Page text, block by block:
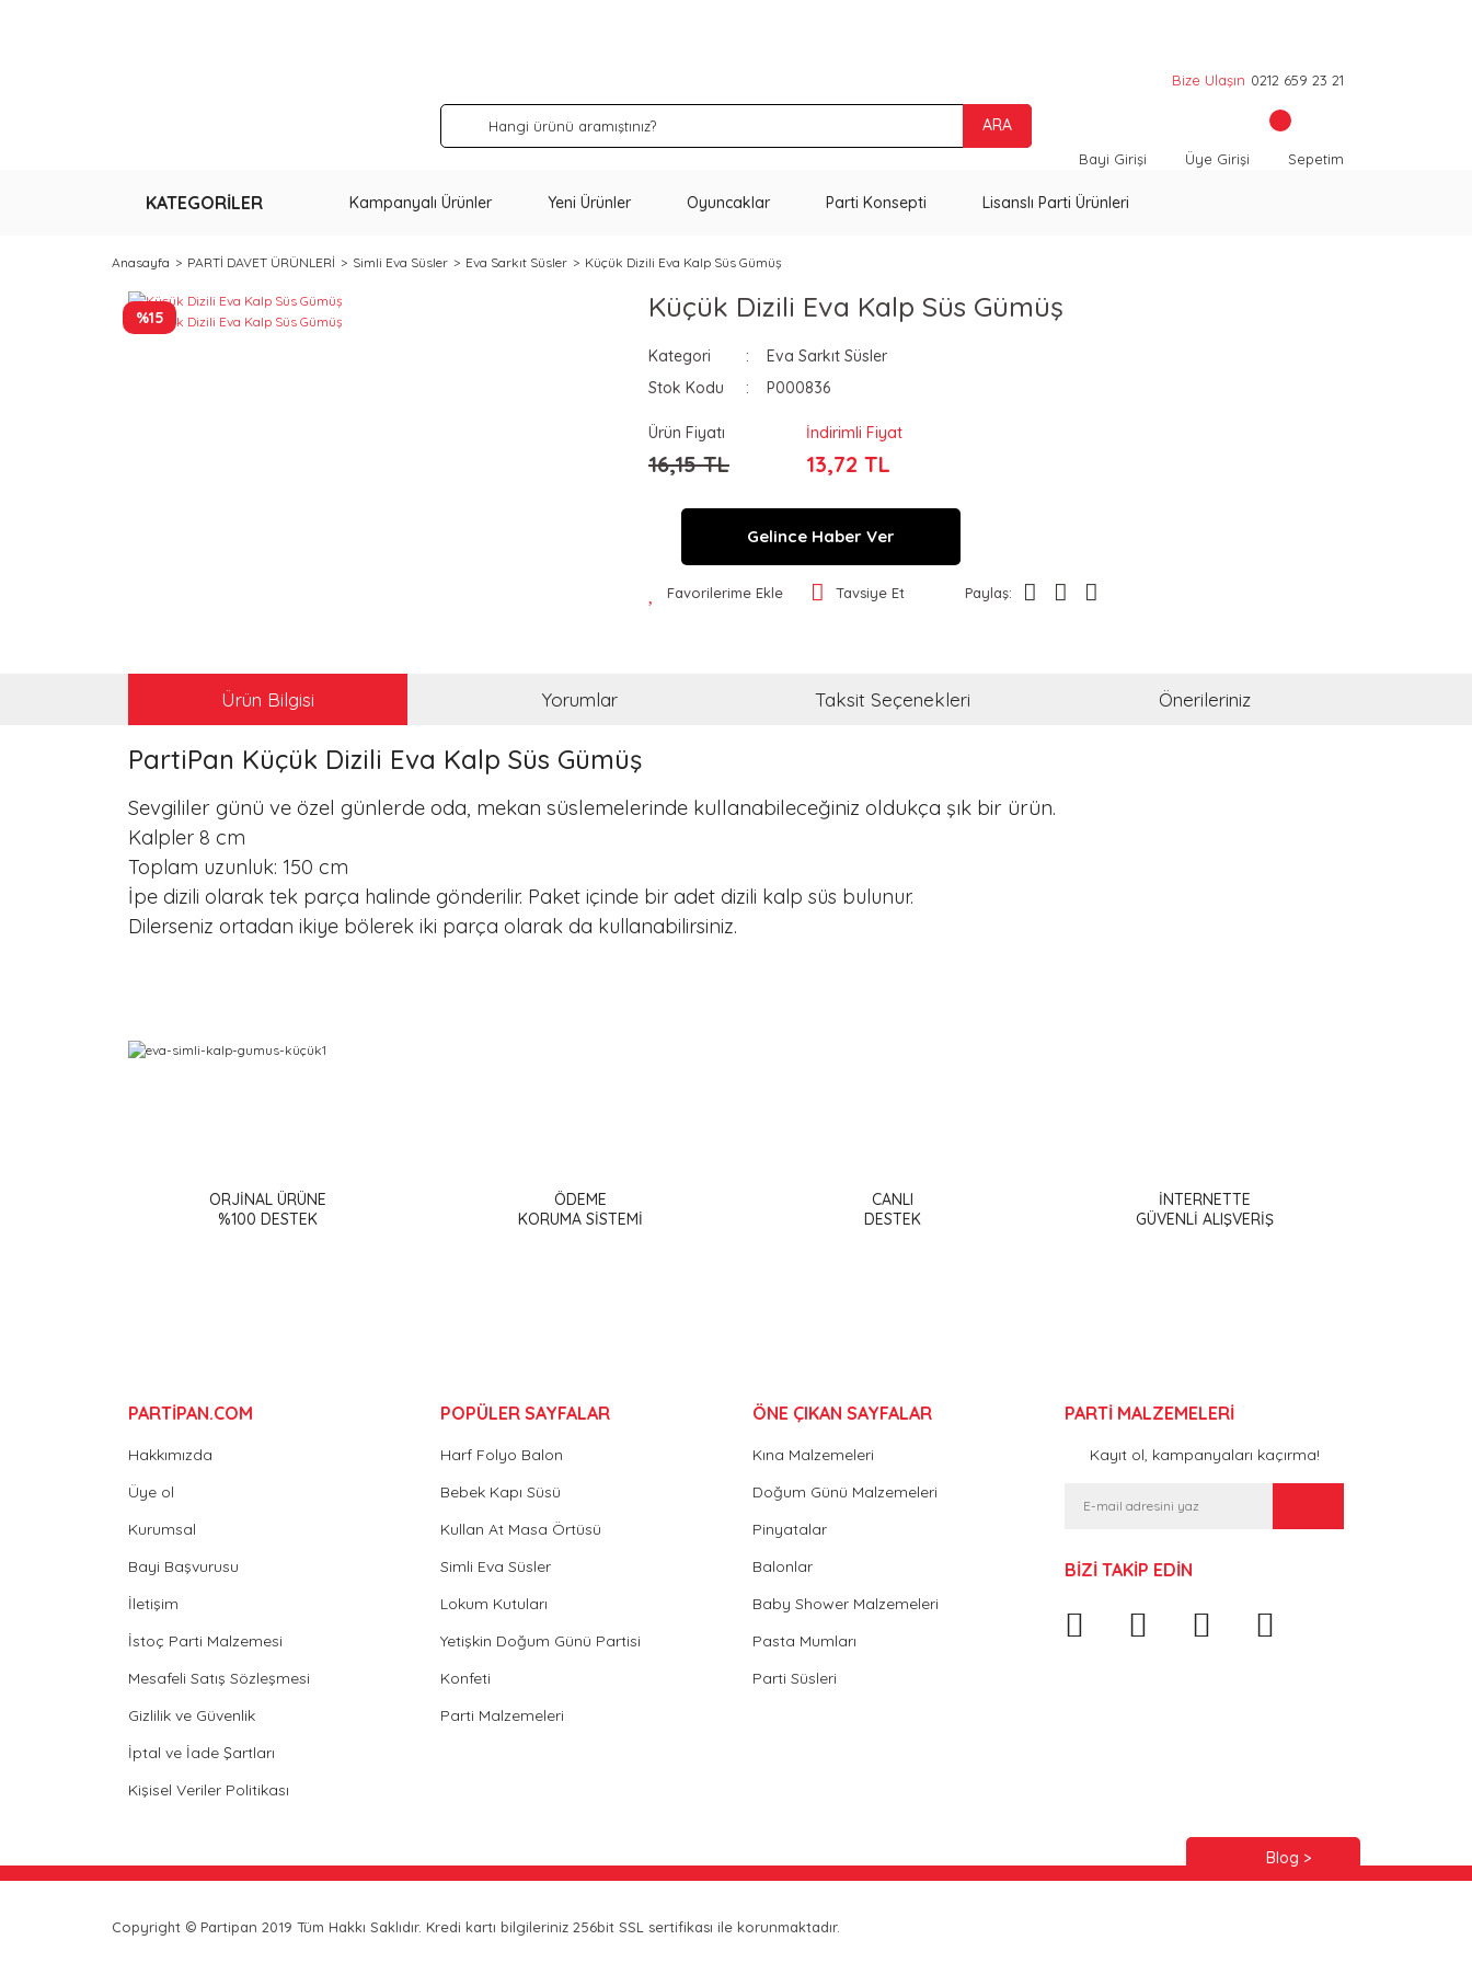
ARA
Bize Ulaşın 0212 659 23 21
Bayi Girişi Üye Girişi Sepetim
KATEGORİLER Kampanyalı Ürünler Yeni Ürünler Oyuncaklar Parti Konsepti Lisanslı Parti Ürünleri
Anasayfa PARTİ DAVET ÜRÜNLERİ Simli Eva Süsler Eva Sarkıt Süsler Küçük Dizili Eva Kalp Süs Gümüş
%15 Küçük Dizili Eva Kalp Süs Gümüş
Kategori
Eva Sarkıt Süsler
Stok Kodu
P000836
Ürün Fiyatı
16,15 TL
İndirimli Fiyat
13,72 TL
Gelince Haber Ver
Favorilerime Ekle Tavsiye Et Paylaş:
Ürün Bilgisi Yorumlar Taksit Seçenekleri Önerileriniz
PartiPan Küçük Dizili Eva Kalp Süs Gümüş
Sevgililer günü ve özel günlerde oda, mekan süslemelerinde kullanabileceğiniz oldukça şık bir ürün.
Kalpler 8 cm
Toplam uzunluk: 150 cm
İpe dizili olarak tek parça halinde gönderilir. Paket içinde bir adet dizili kalp süs bulunur.
Dilerseniz ortadan ikiye bölerek iki parça olarak da kullanabilirsiniz.
Ürün resmi kalitesiz, bozuk veya görüntülenemiyor.
ORJİNAL ÜRÜNE
%100 DESTEK
ÖDEME
KORUMA SİSTEMİ
CANLI
DESTEK
İNTERNETTE
GÜVENLİ ALIŞVERİŞ
PARTİPAN.COM
Hakkımızda
Üye ol
Kurumsal
Bayi Başvurusu
İletişim
İstoç Parti Malzemesi
Mesafeli Satış Sözleşmesi
Gizlilik ve Güvenlik
İptal ve İade Şartları
Kişisel Veriler Politikası
POPÜLER SAYFALAR
Harf Folyo Balon
Bebek Kapı Süsü
Kullan At Masa Örtüsü
Simli Eva Süsler
Lokum Kutuları
Yetişkin Doğum Günü Partisi
Konfeti
Parti Malzemeleri
ÖNE ÇIKAN SAYFALAR
Kına Malzemeleri
Doğum Günü Malzemeleri
Pinyatalar
Balonlar
Baby Shower Malzemeleri
Pasta Mumları
Parti Süsleri
PARTİ MALZEMELERİ
Kayıt ol, kampanyaları kaçırma!
BİZİ TAKİP EDİN
Copyright © Partipan 2019 Tüm Hakkı Saklıdır. Kredi kartı bilgileriniz 256bit SSL sertifikası ile korunmaktadır.
Blog >